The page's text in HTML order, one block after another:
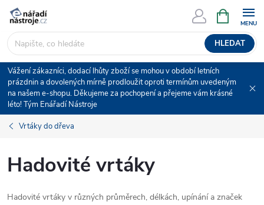
Přejít
obsah
HLEDAT
NÁKUPNÍ
KOŠÍK
Vážení zákazníci, dodací lhůty zboží se mohou v období letních
prázdnin a dovolených mírně prodloužit oproti termínům uvedeným
na našem e-shopu. Děkujeme za pochopení a přejeme vám krásné
léto! Tým Enářadí Nástroje
Vrtáky do dřeva
Hadovité vrtáky
Hadovité vrtáky v různých průměrech, délkách, upínání a značek